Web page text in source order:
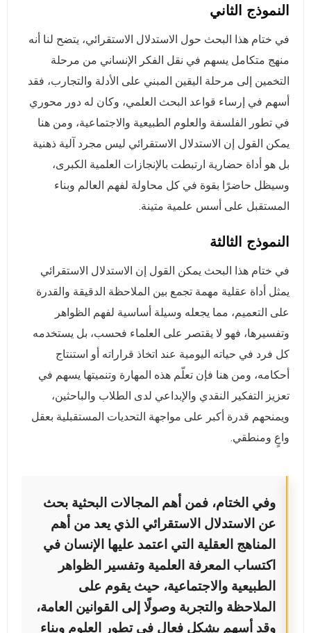
النموذج الثاني
في ختام هذا البحث حول الاستدلال الاستقرائي، يتضح لنا أنه
منهج متكامل يسهم في نقل الفكر الإنساني من مرحلة
التخمين إلى مرحلة اليقين المبني على الأدلة والتجارب، فقد
أسهم في إرساء قواعد البحث العلمي، وكان له دور محوري
في تطور الفلسفة والعلوم الطبيعية والاجتماعية، ومن هنا
يمكن القول إن الاستدلال الاستقرائي ليس مجرد آلية ذهنية
بل هو أداة حضارية ارتبطت بالإنجازات العلمية الكبرى،
وسيظل حاضرًا بقوة في كل محاولة لفهم العالم وبناء
المستقبل على أسس علمية متينة.
النموذج الثالثة
في ختام هذا البحث يمكن القول إن الاستدلال الاستقرائي
يمثل أداة عقلية مهمة تجمع بين الملاحظة الدقيقة والقدرة
على التعميم، مما يجعله وسيلة أساسية لفهم الظواهر
وتفسيرها، فهو لا يقتصر على العلماء فحسب، بل يستخدمه
كل فرد في حياته اليومية عند اتخاذ قراراته أو استنتاج
أحكامه، ومن هنا فإن تعلّم هذه المهارة وتنميتها يسهم في
تعزيز التفكير النقدي والإبداعي لدى الطلاب والباحثين،
ويمنحهم قدرة أكبر على مواجهة التحديات المستقبلية بعقل
واعٍ ومنطقي.
وفي الختام، فمن أهم المجالات البحثية بحث
عن الاستدلال الاستقرائي الذي يعد من أهم
المناهج العقلية التي اعتمد عليها الإنسان في
اكتساب المعرفة العلمية وتفسير الظواهر
الطبيعية والاجتماعية، حيث يقوم على
الملاحظة والتجربة وصولًا إلى القوانين العامة،
وقد أسهم بشكل فعال في تطور العلوم وبناء